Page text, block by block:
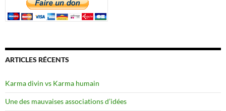
ARTICLES RÉCENTS
Karma divin vs Karma humain
Une des mauvaises associations d’idées